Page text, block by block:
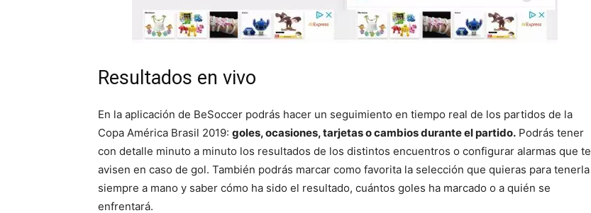
Resultados en vivo
En la aplicación de BeSoccer podrás hacer un seguimiento en tiempo real de los partidos de la
Copa América Brasil 2019: goles, ocasiones, tarjetas o cambios durante el partido. Podrás tener
con detalle minuto a minuto los resultados de los distintos encuentros o configurar alarmas que te
avisen en caso de gol. También podrás marcar como favorita la selección que quieras para tenerla
siempre a mano y saber cómo ha sido el resultado, cuántos goles ha marcado o a quién se
enfrentará.